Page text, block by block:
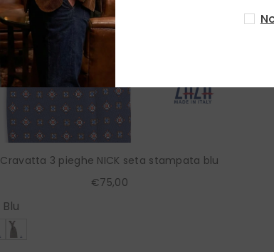
Cravatta 3 pieghe NICK seta stampata blu
€75,00
Blu